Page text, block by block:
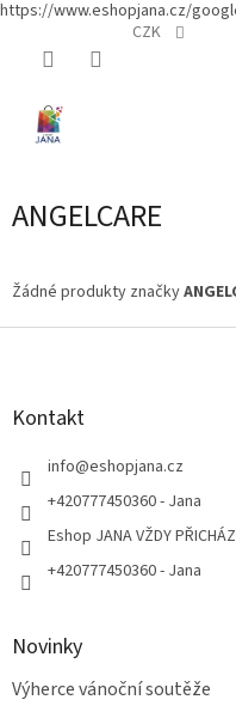
https://www.eshopjana.cz/
CZK
ANGELCARE
Žádné produkty značky
Z
Kontakt
info@eshopjana.cz
+420777450360 - Jana
Eshop JANA VŽDY
+420777450360 - Jana
Novinky
Výherce vánoční soutěže